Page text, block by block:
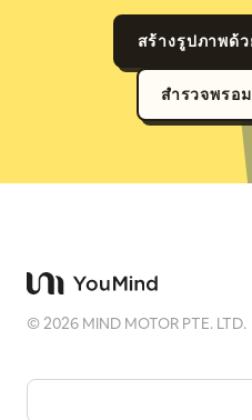
สร้างรูปภาพด้
สำรวจพรอ
©2026 MIND MOTOR PTE. LTD.